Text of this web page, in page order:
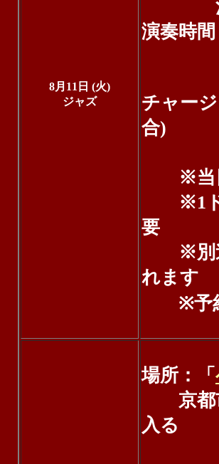
8月11日 (火)
ジャズ
池田
演奏時間
チャー
合)
※当日
※1ド
要
※別途
れます
※予約
場所：「
京都市
入る